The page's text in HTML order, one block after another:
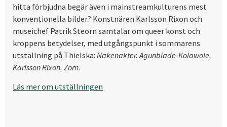
hitta förbjudna begär även i mainstreamkulturens mest
konventionella bilder? Konstnären Karlsson Rixon och
museichef Patrik Steorn samtalar om queer konst och
kroppens betydelser, med utgångspunkt i sommarens
utställning på Thielska: Nakenakter. Agunbiade-Kolawole,
Karlsson Rixon, Zorn.
Läs mer om utställningen